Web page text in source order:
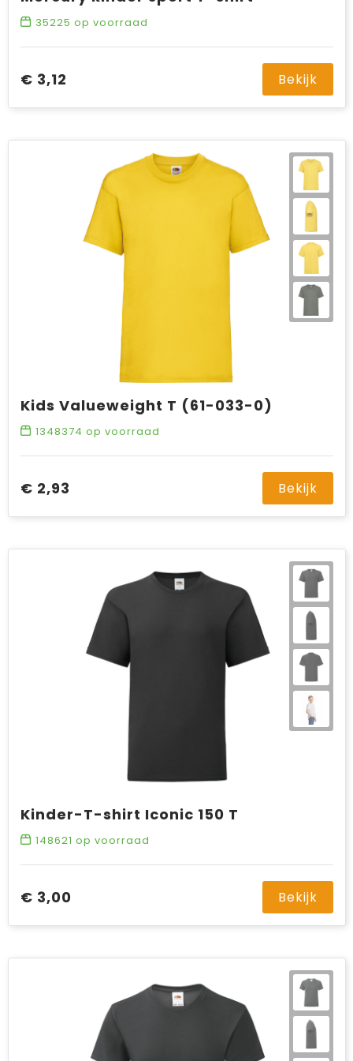
35225 op voorraad
€ 3,12 Bekijk
Kids Valueweight T (61-033-0)
1348374 op voorraad
€ 2,93 Bekijk
Kinder-T-shirt Iconic 150 T
148621 op voorraad
€ 3,00 Bekijk